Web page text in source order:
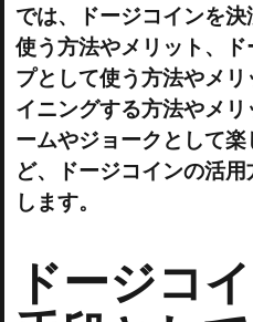
では、ドージコインを
使う方法やメリット、
プとして使う方法やメ
イニングする方法やメ
ームやジョークとして
ど、ドージコインの活
します。
ドージコ